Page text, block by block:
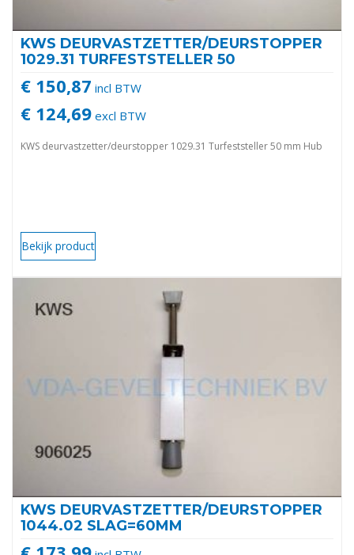
KWS DEURVASTZETTER/DEURSTOPPER
1029.31 TURFESTSTELLER 50
€ 150,87 incl BTW
€ 124,69 excl BTW
KWS deurvastzetter/deurstopper 1029.31 Turfeststeller 50 mm Hub
Bekijk product
KWS DEURVASTZETTER/DEURSTOPPER
1044.02 SLAG=60MM